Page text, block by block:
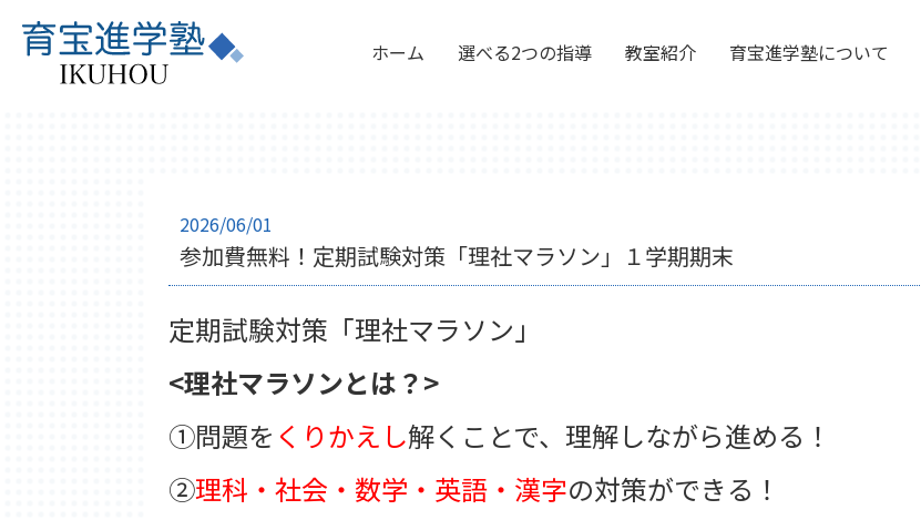
ホーム 選べる2つの指導 教室紹介 育宝進学塾について
2026/06/01
参加費無料！定期試験対策「理社マラソン」１学期期末
定期試験対策「理社マラソン」
<理社マラソンとは？>
①問題を くりかえし解くことで、理解しながら進める！
②理科・社会・数学・英語・漢字の対策ができる！